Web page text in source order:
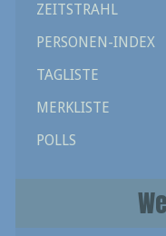
ZEITSTRAHL
PERSONEN-INDEX
TAGLISTE
MERKLISTE
POLLS